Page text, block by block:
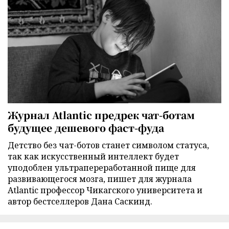
Журнал Atlantic предрек чат-ботам
будущее дешевого фаст-фуда
Детство без чат-ботов станет символом статуса,
так как искусственный интеллект будет
уподоблен ультрапереработанной пище для
развивающегося мозга, пишет для журнала
Atlantic профессор Чикагского университета и
автор бестселлеров Дана Саскинд.